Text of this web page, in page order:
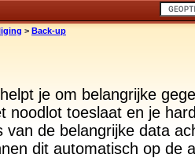
> Back-up
helpt je om belangrijke
noodlot toeslaat en je
van de belangrijke data
dit automatisch op de